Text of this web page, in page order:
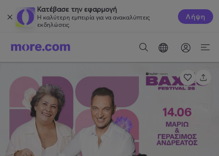
Κατέβασε την εφαρμογή
Η καλύτερη εμπειρία για να ανακαλύπτεις
εκδηλώσεις.
Λήψη